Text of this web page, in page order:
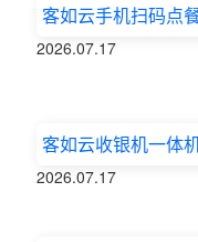
客如云手机扫码点
2026.07.17
客如云收银机一体
2026.07.17